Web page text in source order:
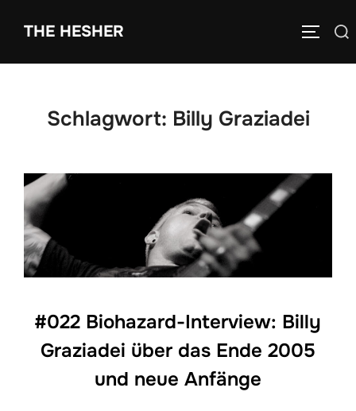
THE HESHER
Schlagwort: Billy Graziadei
#022 Biohazard-Interview: Billy
Graziadei über das Ende 2005
und neue Anfänge